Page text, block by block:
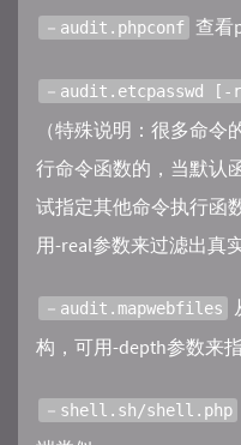
－audit.phpconf 查看
－audit.etcpasswd [-
（特殊说明：很多命令
行命令函数的，当默认
试指定其他命令执行函
用-real参数来过滤出真
－audit.mapwebfiles
构，可用-depth参数来
－shell.sh/shell.php